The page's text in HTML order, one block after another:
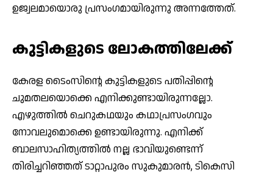
ഉജ്വലമായൊരു പ്രസംഗമായിരുന്നു അന്നത്തേത്.
കുട്ടികളുടെ ലോകത്തിലേക്ക്
കേരള ടൈംസിന്റെ കുട്ടികളുടെ പതിപ്പിന്റെ
ചുമതലയൊക്കെ എനിക്കുണ്ടായിരുന്നല്ലോ.
എഴുത്തില്‍ ചെറുകഥയും കഥാപ്രസംഗവും
നോവലുമൊക്കെ ഉണ്ടായിരുന്നു. എനിക്ക്
ബാലസാഹിത്യത്തില്‍ നല്ല ഭാവിയുണ്ടെന്ന്
തിരിച്ചറിഞ്ഞത് ടാറ്റാപുരം സുകുമാരന്‍, ടികെസി